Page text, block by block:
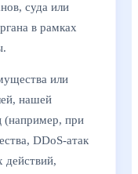
суда или
в рамках
или
нашей
(например, при
DDoS-атак
действий,